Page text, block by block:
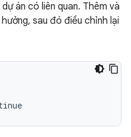
án có liên quan. Thêm và
sau đó điều chỉnh lại